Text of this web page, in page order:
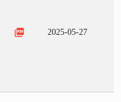
picture_as_pdf 2025-05-27